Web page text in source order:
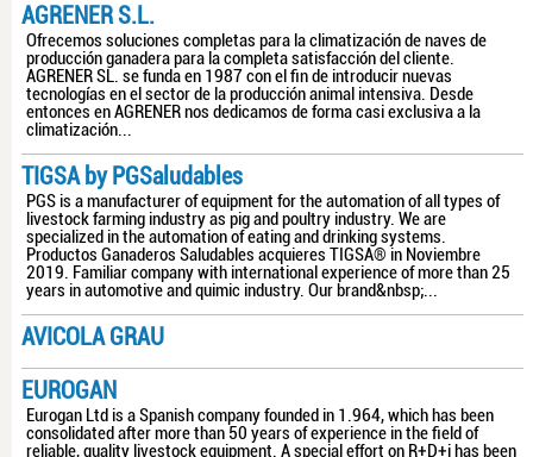
AGRENER S.L.
Ofrecemos soluciones completas para la climatización de naves de
producción ganadera para la completa satisfacción del cliente.
AGRENER SL. se funda en 1987 con el fin de introducir nuevas
tecnologías en el sector de la producción animal intensiva. Desde
entonces en AGRENER nos dedicamos de forma casi exclusiva a la
climatización...
TIGSA by PGSaludables
PGS is a manufacturer of equipment for the automation of all types of
livestock farming industry as pig and poultry industry. We are
specialized in the automation of eating and drinking systems.
Productos Ganaderos Saludables acquieres TIGSA® in Noviembre
2019. Familiar company with international experience of more than 25
years in automotive and quimic industry. Our brand&nbsp;...
AVICOLA GRAU
EUROGAN
Eurogan Ltd is a Spanish company founded in 1.964, which has been
consolidated after more than 50 years of experience in the field of
reliable, quality livestock equipment. A special effort on R+D+i has been